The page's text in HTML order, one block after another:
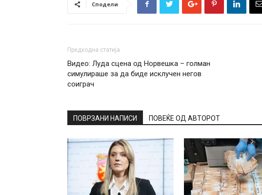
Сподели
Предходна статија
Видео: Луда сцена од Норвешка – голман
симулираше за да биде исклучен негов
соиграч
ПОВРЗАНИ НАПИСИ ПОВЕЌЕ ОД АВТОРОТ